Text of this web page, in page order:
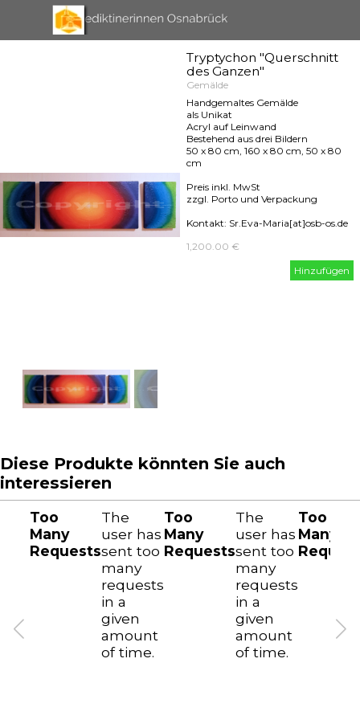
Direkt zum Seiteninhalt
Menü überspringen
Tryptychon "Querschnitt
des Ganzen"
Gemälde
Handgemaltes Gemälde
als Unikat
Acryl auf Leinwand
Bestehend aus drei Bildern
50 x 80 cm, 160 x 80 cm, 50 x 80
cm
Preis inkl. MwSt
zzgl. Porto und Verpackung
Kontakt: Sr.Eva-Maria[at]osb-os.de
1,200.00 €
Hinzufügen
Diese Produkte könnten Sie auch
interessieren
Too
Many
Requests
The
user has
sent too
many
requests
in a
given
amount
of time.
Too
Many
Requests
The
user has
sent too
many
requests
in a
given
amount
of time.
Too
Many